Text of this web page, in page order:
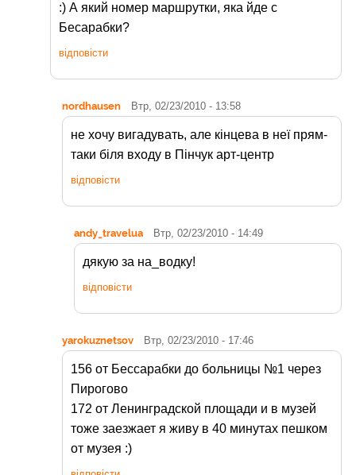
:) А який номер маршрутки, яка йде с
Бесарабки?
відповісти
nordhausen Втр, 02/23/2010 - 13:58
не хочу вигадувать, але кінцева в неї прям-
таки біля входу в Пінчук арт-центр
відповісти
andy_travelua Втр, 02/23/2010 - 14:49
дякую за на_водку!
відповісти
yarokuznetsov Втр, 02/23/2010 - 17:46
156 от Бессарабки до больницы №1 через
Пирогово
172 от Ленинградской площади и в музей
тоже заезжает я живу в 40 минутах пешком
от музея :)